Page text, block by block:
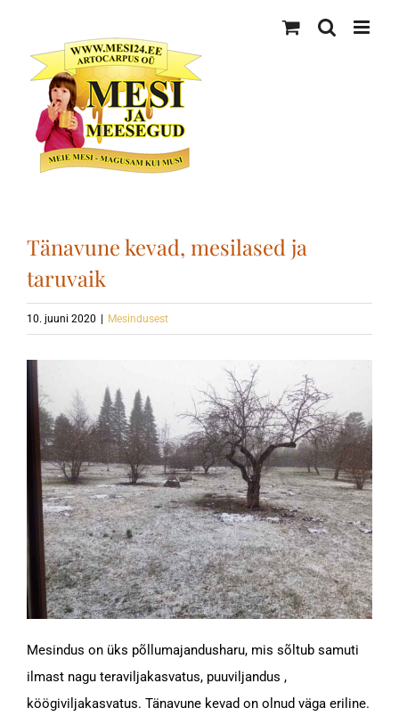
content
Tänavune kevad, mesilased ja
taruvaik
10. juuni 2020 Mesindusest
Mesindus on üks põllumajandusharu, mis sõltub samuti
ilmast nagu teraviljakasvatus, puuviljandus ,
köögiviljakasvatus. Tänavune kevad on olnud väga eriline.